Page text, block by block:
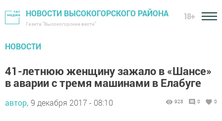
НОВОСТИ ВЫСОКОГОРСКОГО РАЙОНА
Газета "Высокогорские вести"
18+
НОВОСТИ
41-летнюю женщину зажало в «Шансе»
в аварии с тремя машинами в Елабуге
автор, 9 декабря 2017 - 08:10 928 0 0